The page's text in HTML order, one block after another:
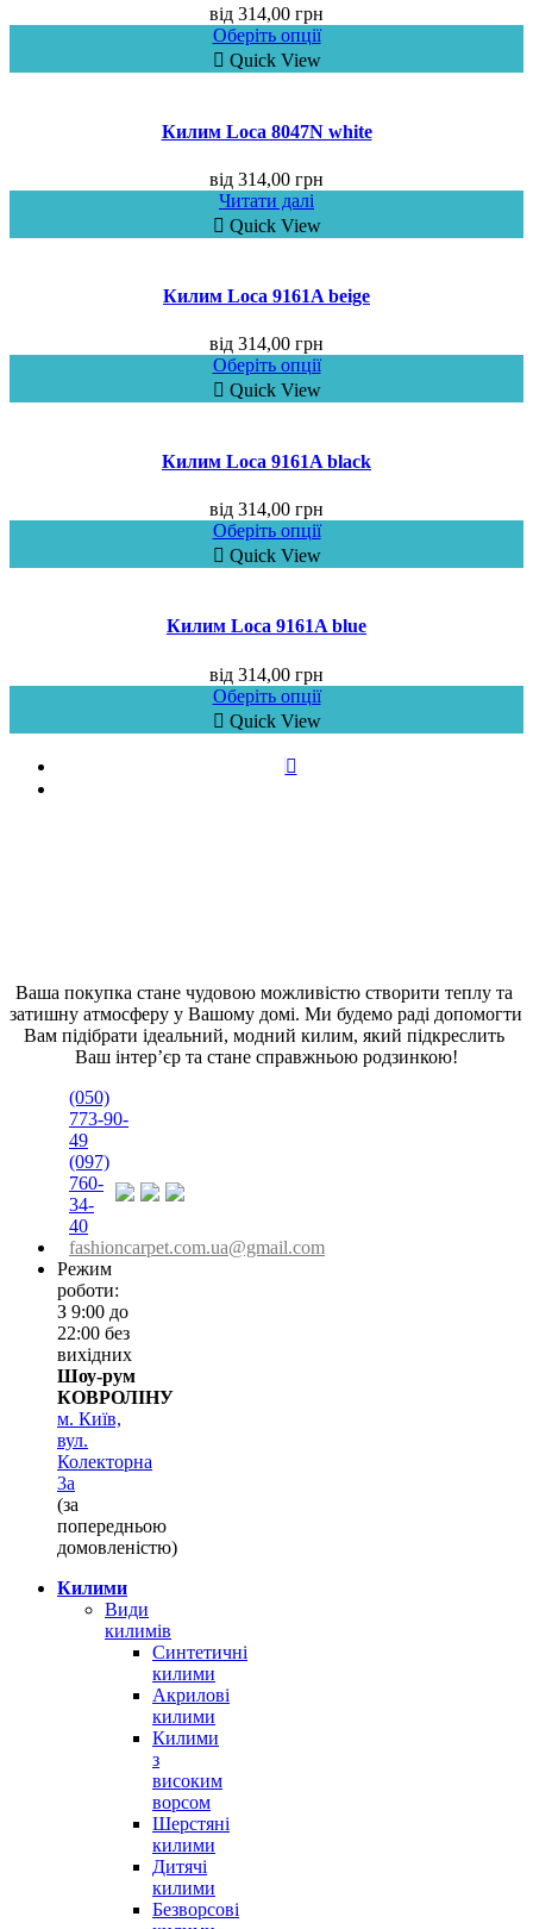
від 314,00 грн
Оберіть опції
Quick View
Килим Loca 8047N white
від 314,00 грн
Читати далі
Quick View
Килим Loca 9161A beige
від 314,00 грн
Оберіть опції
Quick View
Килим Loca 9161A black
від 314,00 грн
Оберіть опції
Quick View
Килим Loca 9161A blue
від 314,00 грн
Оберіть опції
Quick View
Ваша покупка стане чудовою можливістю створити теплу та
затишну атмосферу у Вашому домі. Ми будемо раді допомогти
Вам підібрати ідеальний, модний килим, який підкреслить
Ваш інтер’єр та стане справжньою родзинкою!
(050)
773-90-
49
(097)
760-
34-
40
fashioncarpet.com.ua@gmail.com
Режим
роботи:
З 9:00 до
22:00 без
вихідних
Шоу-рум
КОВРОЛІНУ
м. Київ,
вул.
Колекторна
3а
(за
попередньою
домовленістю)
Килими
Види
килимів
Синтетичні
килими
Акрилові
килими
Килими
з
високим
ворсом
Шерстяні
килими
Дитячі
килими
Безворсові